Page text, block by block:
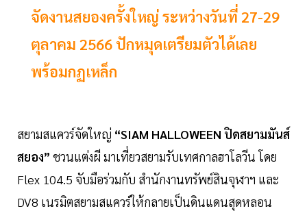
จัดงานสยองครั้งใหญ่ ระหว่างวันที่ 27-29
ตุลาคม 2566 ปักหมุดเตรียมตัวได้เลย
พร้อมกฏเหล็ก
สยามสแควร์จัดใหญ่ “SIAM HALLOWEEN ปิดสยามมันส์
สยอง” ชวนแต่งผี มาเที่ยวสยามรับเทศกาลฮาโลวีน โดย
Flex 104.5 จับมือร่วมกับ สำนักงานทรัพย์สินจุฬาฯ และ
DV8 เนรมิตสยามสแควร์ให้กลายเป็นดินแดนสุดหลอน